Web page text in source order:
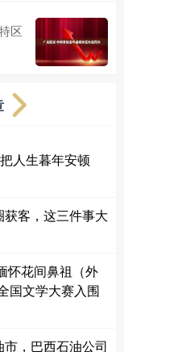
区
人生暮年安顿
客，这三件事大
怀花间鼻祖（外
国文学大赛入围
，巴西石油公司